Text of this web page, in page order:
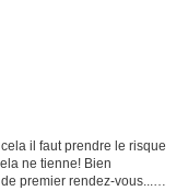
il faut prendre le risque
ne tienne! Bien
premier rendez-vous...